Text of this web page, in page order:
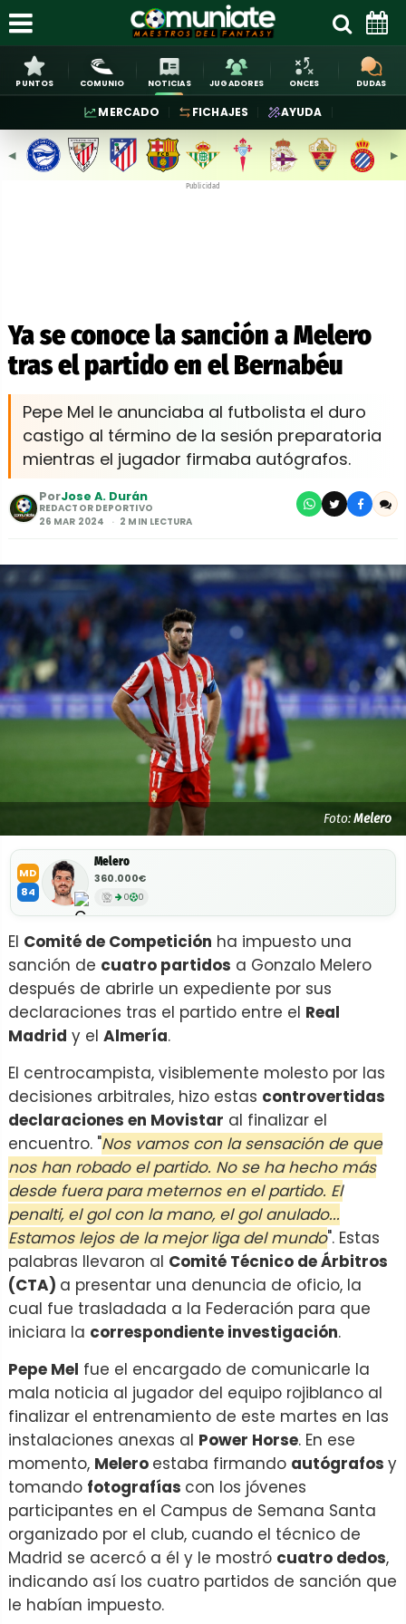
PUNTOS COMUNIO NOTICIAS JUGADORES ONCES DUDAS
MERCADO FICHAJES AYUDA
◀︎ ▶︎
Publicidad
Ya se conoce la sanción a Melero
tras el partido en el Bernabéu
Pepe Mel le anunciaba al futbolista el duro
castigo al término de la sesión preparatoria
mientras el jugador firmaba autógrafos.
PorJose A. Durán
REDACTOR DEPORTIVO
26 MAR 2024
2 MIN LECTURA
Foto:Melero
MD
84
Melero
360.000€
0 0
El Comité de Competición ha impuesto una
sanción de cuatro partidos a Gonzalo Melero
después de abrirle un expediente por sus
declaraciones tras el partido entre el Real
Madrid y el Almería.
El centrocampista, visiblemente molesto por las
decisiones arbitrales, hizo estas controvertidas
declaraciones en Movistar al finalizar el
encuentro. "Nos vamos con la sensación de que
nos han robado el partido. No se ha hecho más
desde fuera para meternos en el partido. El
penalti, el gol con la mano, el gol anulado...
Estamos lejos de la mejor liga del mundo". Estas
palabras llevaron al Comité Técnico de Árbitros
(CTA) a presentar una denuncia de oficio, la
cual fue trasladada a la Federación para que
iniciara la correspondiente investigación.
Pepe Mel fue el encargado de comunicarle la
mala noticia al jugador del equipo rojiblanco al
finalizar el entrenamiento de este martes en las
instalaciones anexas al Power Horse. En ese
momento, Melero estaba firmando autógrafos y
tomando fotografías con los jóvenes
participantes en el Campus de Semana Santa
organizado por el club, cuando el técnico de
Madrid se acercó a él y le mostró cuatro dedos,
indicando así los cuatro partidos de sanción que
le habían impuesto.